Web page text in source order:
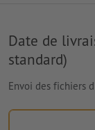
Date de
standard)
Envoi des fichiers